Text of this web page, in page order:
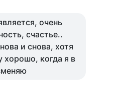
очень
счастье..
и снова, хотя
хорошо, когда я в